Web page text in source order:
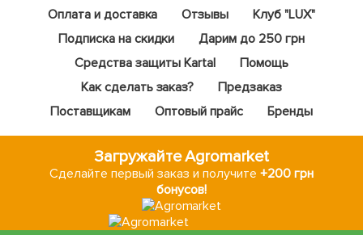
Оплата и доставка
Отзывы
Клуб "LUX"
Подписка на скидки
Дарим до 250 грн
Средства защиты Kartal
Помощь
Как сделать заказ?
Предзаказ
Поставщикам
Оптовый прайс Бренды
Загружайте Agromarket
Сделайте первый заказ и получите +200 грн
бонусов!